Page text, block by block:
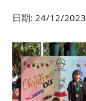
日期: 24/12/2023